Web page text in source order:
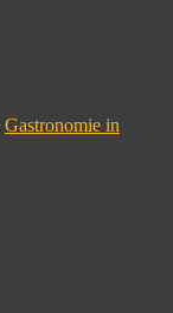
Gastronomie in